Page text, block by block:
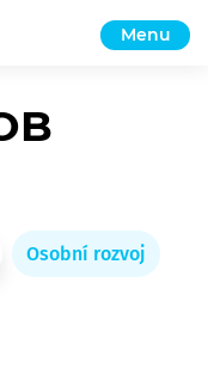
Menu
Osobní rozvoj